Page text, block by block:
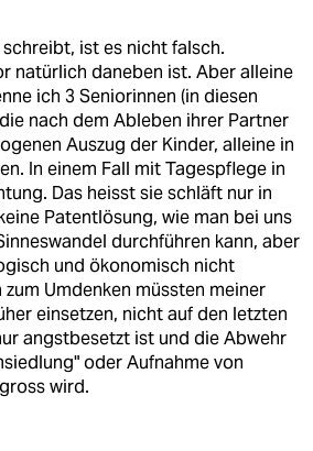
ist es nicht falsch.
natürlich daneben ist. Aber alleine
ich 3 Seniorinnen (in diesen
nach dem Ableben ihrer Partner
Auszug der Kinder, alleine in
In einem Fall mit Tagespflege in
Das heisst sie schläft nur in
Patentlösung, wie man bei uns
durchführen kann, aber
und ökonomisch nicht
Umdenken müssten meiner
einsetzen, nicht auf den letzten
angstbesetzt ist und die Abwehr
oder Aufnahme von
wird.